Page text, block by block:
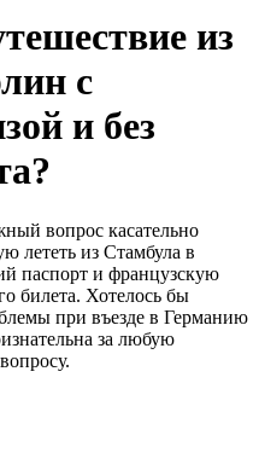
из
с
и без
вопрос касательно
лететь из Стамбула в
паспорт и французскую
билета. Хотелось бы
при въезде в Германию
за любую